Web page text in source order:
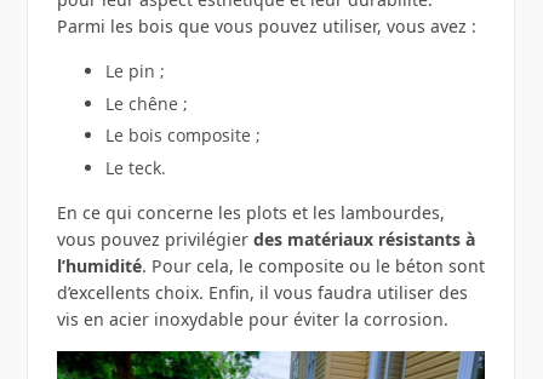
Parmi les bois que vous pouvez utiliser, vous avez :
Le pin ;
Le chêne ;
Le bois composite ;
Le teck.
En ce qui concerne les plots et les lambourdes,
vous pouvez privilégier des matériaux résistants à
l’humidité. Pour cela, le composite ou le béton sont
d’excellents choix. Enfin, il vous faudra utiliser des
vis en acier inoxydable pour éviter la corrosion.